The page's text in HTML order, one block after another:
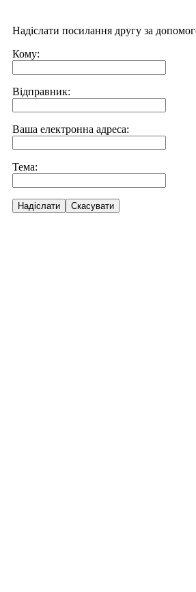
Надіслати посилання другу за
Кому:
Відправник:
Ваша електронна адреса:
Тема:
Надіслати Скасувати